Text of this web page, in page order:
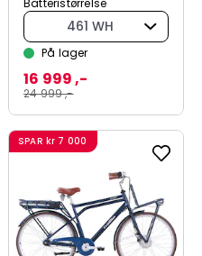
Batteristørrelse
461 WH
På lager
24 999 ,-
16 999 ,-
SPAR kr 7 000